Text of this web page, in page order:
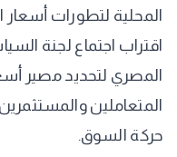
المحلية لتطورات أسعار
اقتراب اجتماع لجنة
المصري لتحديد مصير
المتعاملين
حركة السوق.